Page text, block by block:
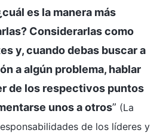
es la manera más
Considerarlas como
y, cuando debas buscar a
a algún problema, hablar
de los respectivos puntos
unos a otros” (La
de los líderes y